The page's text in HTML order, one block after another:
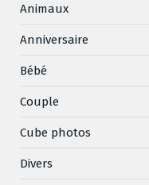
Animaux
Anniversaire
Bébé
Couple
Cube photos
Divers